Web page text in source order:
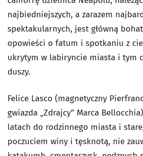
najbiedniejszych, a zarazem
spektakularnych, jest główną
opowieści o fatum i spotkaniu z
ukrytym w labiryncie miasta i tym
duszy.
Felice Lasco (magnetyczny
gwiazda „Zdrajcy” Marca
latach do rodzinnego miasta i
poczuciem winy i tęsknotą, nie